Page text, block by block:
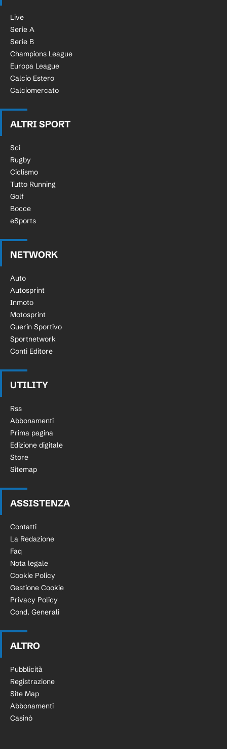
Live
Serie A
Serie B
Champions League
Europa League
Calcio Estero
Calciomercato
ALTRI SPORT
Sci
Rugby
Ciclismo
Tutto Running
Golf
Bocce
eSports
NETWORK
Auto
Autosprint
Inmoto
Motosprint
Guerin Sportivo
Sportnetwork
Conti Editore
UTILITY
Rss
Abbonamenti
Prima pagina
Edizione digitale
Store
Sitemap
ASSISTENZA
Contatti
La Redazione
Faq
Nota legale
Cookie Policy
Gestione Cookie
Privacy Policy
Cond. Generali
ALTRO
Pubblicità
Registrazione
Site Map
Abbonamenti
Casinò